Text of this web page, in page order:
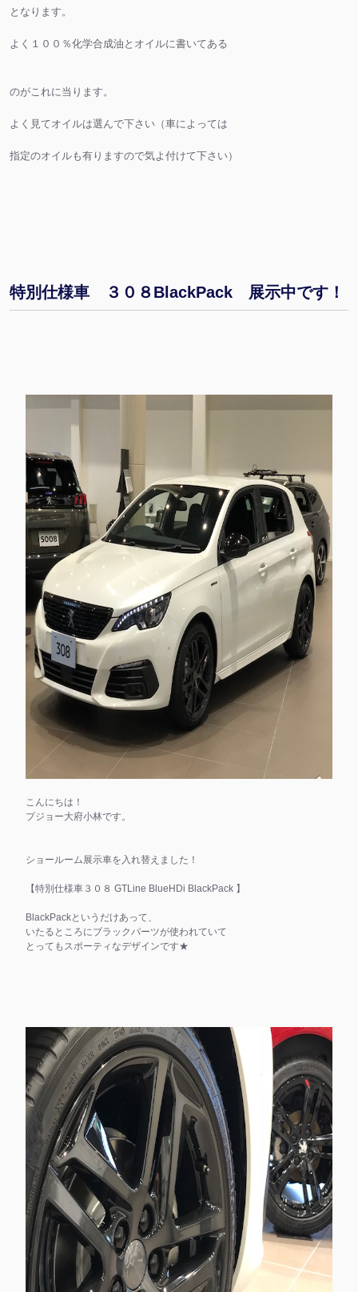
となります。
よく１００％化学合成油とオイルに書いてある
のがこれに当ります。
よく見てオイルは選んで下さい（車によっては
指定のオイルも有りますので気よ付けて下さい）
特別仕様車 ３０８BlackPack 展示中です！
こんにちは！
プジョー大府小林です。
ショールーム展示車を入れ替えました！
【特別仕様車３０８ GTLine BlueHDi BlackPack 】
BlackPackというだけあって、
いたるところにブラックパーツが使われていて
とってもスポーティなデザインです★